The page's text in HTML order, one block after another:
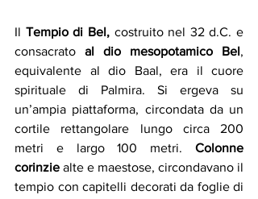
Il Tempio di Bel, costruito nel 32 d.C. e
consacrato al dio mesopotamico Bel,
equivalente al dio Baal, era il cuore
spirituale di Palmira. Si ergeva su
un’ampia piattaforma, circondata da un
cortile rettangolare lungo circa 200
metri e largo 100 metri. Colonne
corinzie alte e maestose, circondavano il
tempio con capitelli decorati da foglie di